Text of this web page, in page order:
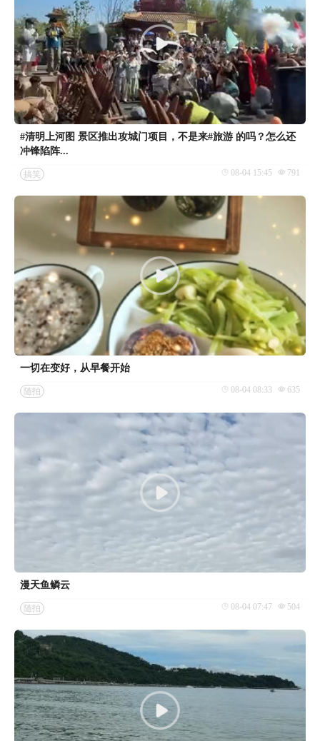
#清明上河图 景区推出攻城门项目，不是来#旅游 的吗？怎么还
冲锋陷阵...
搞笑 08-04 15:45 791
一切在变好，从早餐开始
随拍 08-04 08:33 635
漫天鱼鳞云
随拍 08-04 07:47 504